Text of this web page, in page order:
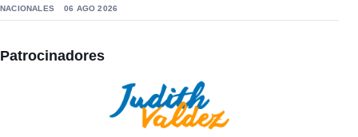
NACIONALES 06 AGO 2026
Patrocinadores